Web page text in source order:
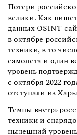
Потери
велики. Как пишет
данных OSINT-
в октябре
техники, в то
самолета и один
уровень
с октября 2022
отступали из
Темпы
техники и
нынешний